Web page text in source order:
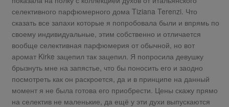
селективного парфюмерного дома Tiziana Terenzi. Что
сказать все запахи которые я попробовала были и впрямь по
своему индивидуальные, этим собственно и отличается
вообще селективная парфюмерия от обычной, но вот
аромат Kirke зацепил так зацепил. Я попросила девушку
брызнуть мне на запястье, что бы поносить его и заодно
посмотреть как он раскроется, да и в принципе на данный
момент я не была готова его приобрести. Цены скажу прямо
на селектив не маленькие, да ещё у эти духи выпускаются